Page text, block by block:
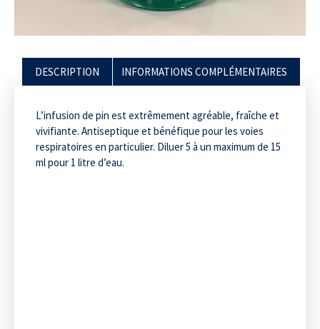
DESCRIPTION INFORMATIONS COMPLÉMENTAIRES
L’infusion de pin est extrêmement agréable, fraîche et
vivifiante. Antiseptique et bénéfique pour les voies
respiratoires en particulier. Diluer 5 à un maximum de 15
ml pour 1 litre d’eau.